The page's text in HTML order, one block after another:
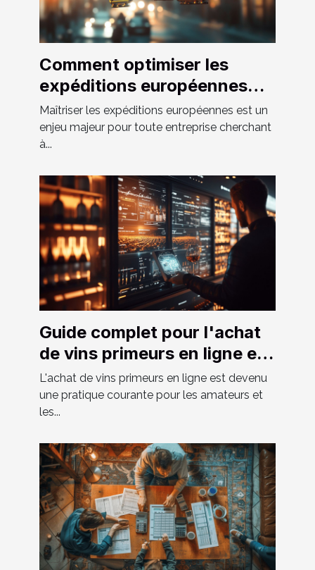
Comment optimiser les
expéditions européennes
grâce aux solutions de
transport sur-mesure
Maîtriser les expéditions européennes est un
enjeu majeur pour toute entreprise cherchant
à...
Guide complet pour l'achat
de vins primeurs en ligne en
2024
L'achat de vins primeurs en ligne est devenu
une pratique courante pour les amateurs et
les...